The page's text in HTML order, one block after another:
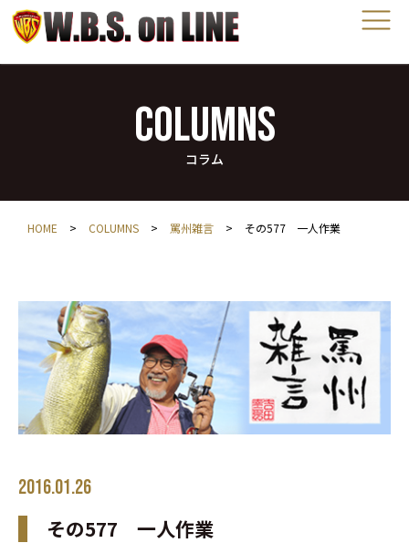
COLUMNS
コラム
HOME > COLUMNS > 罵州雑言 > その577 一人作業
2016.01.26
その577 一人作業